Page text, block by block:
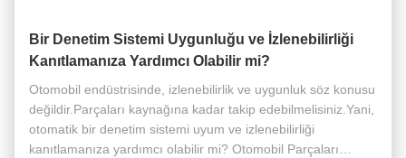
Bir Denetim Sistemi Uygunluğu ve İzlenebilirliği
Kanıtlamanıza Yardımcı Olabilir mi?
Otomobil endüstrisinde, izlenebilirlik ve uygunluk söz konusu
değildir.Parçaları kaynağına kadar takip edebilmelisiniz.Yani,
otomatik bir denetim sistemi uyum ve izlenebilirliği
kanıtlamanıza yardımcı olabilir mi? Otomobil Parçaları